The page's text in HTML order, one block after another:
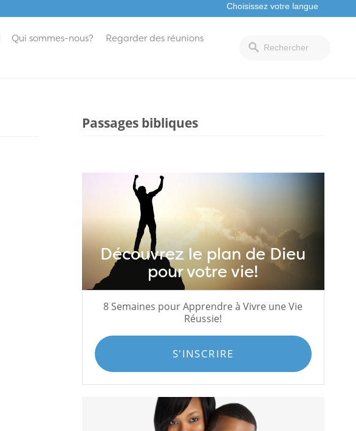
Qui sommes-nous?
Regarder des réunions
Passages bibliques
Découvrez le plan de Dieu
pour votre vie!
8 Semaines pour Apprendre à Vivre une Vie
Réussie!
S'INSCRIRE